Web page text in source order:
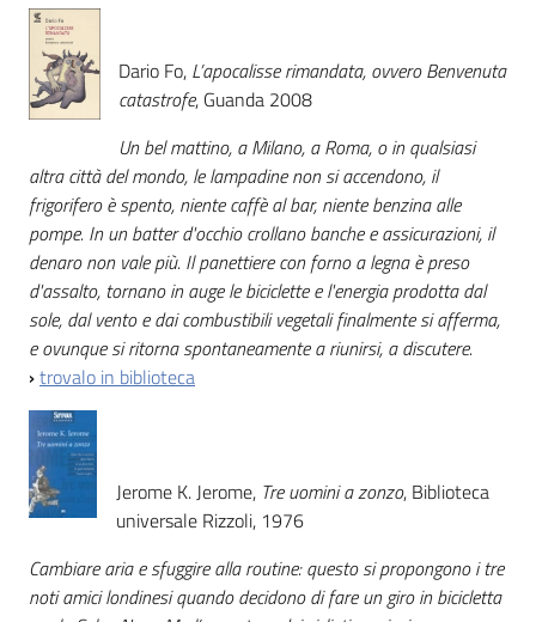
Dario Fo, L’apocalisse rimandata, ovvero Benvenuta
catastrofe, Guanda 2008
Un bel mattino, a Milano, a Roma, o in qualsiasi
altra città del mondo, le lampadine non si accendono, il
frigorifero è spento, niente caffè al bar, niente benzina alle
pompe. In un batter d'occhio crollano banche e assicurazioni, il
denaro non vale più. Il panettiere con forno a legna è preso
d'assalto, tornano in auge le biciclette e l'energia prodotta dal
sole, dal vento e dai combustibili vegetali finalmente si afferma,
e ovunque si ritorna spontaneamente a riunirsi, a discutere.
›trovalo in biblioteca
Jerome K. Jerome, Tre uomini a zonzo, Biblioteca
universale Rizzoli, 1976
Cambiare aria e sfuggire alla routine: questo si propongono i tre
noti amici londinesi quando decidono di fare un giro in bicicletta